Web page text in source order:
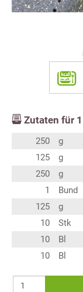
Zutaten für 1
250 g
125
g
250
g
1
Bund
125
g
10
Stk
10
Bl
10
Bl